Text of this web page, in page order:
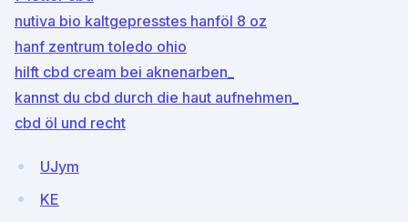
nutiva bio kaltgepresstes hanföl 8 oz
hanf zentrum toledo ohio
hilft cbd cream bei aknenarben_
kannst du cbd durch die haut aufnehmen_
cbd öl und recht
UJym
KE